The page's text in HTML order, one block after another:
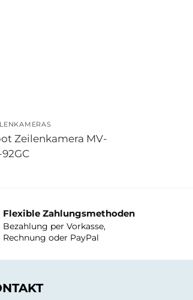
Zeilenkamera MV-
Flexible Zahlungsmethoden
Bezahlung per Vorkasse,
Rechnung oder PayPal